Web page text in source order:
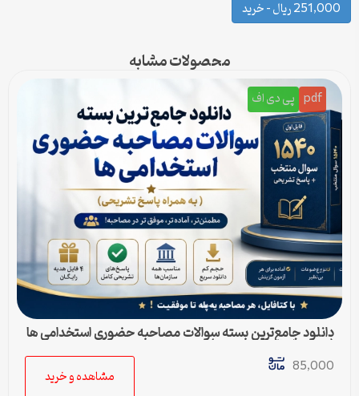
251,000 ریال – خرید
محصولات مشابه
pdf پی دی اف
دانلود جامع‌ترین بسته سوالات مصاحبه حضوری استخدامی ها
(به همراه پاسخ تشریحی)
85,000
مشاهده و خرید